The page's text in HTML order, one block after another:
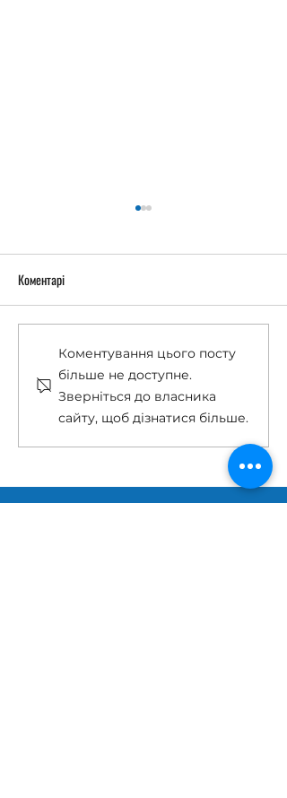
Останній дзвоник 2026
Коментарі
Коментування цього посту
більше не доступне.
Зверніться до власника
сайту, щоб дізнатися більше.